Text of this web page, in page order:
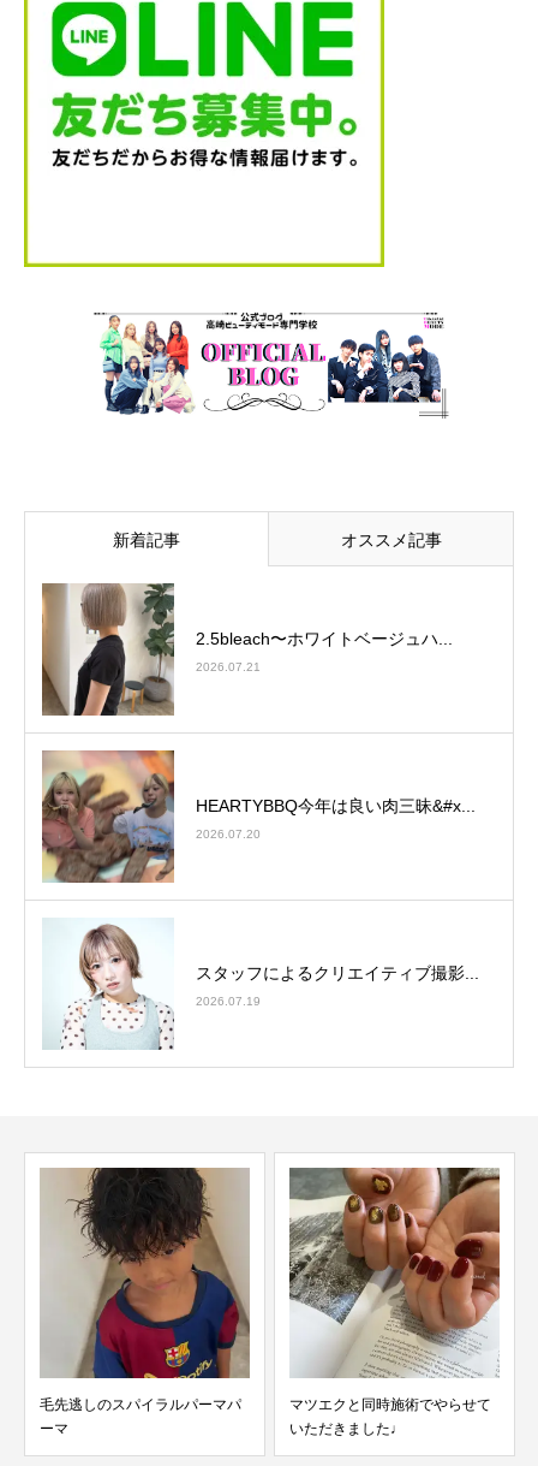
新着記事 オススメ記事
2.5bleach〜ホワイトベージュ⁡ハ...
2026.07.21
HEARTYBBQ今年は良い肉三昧&#x...
2026.07.20
スタッフによるクリエイティブ撮影...
2026.07.19
毛先逃しのスパイラルパーマパ
ーマ
マツエクと同時施術でやらせて
いただきました♩